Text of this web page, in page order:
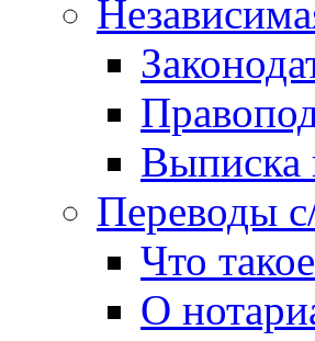
Выписка
Переводы
Что
О